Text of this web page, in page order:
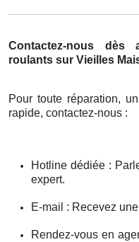
Contactez-nous dès
roulants sur Vieilles
Pour toute réparation,
rapide, contactez-nous :
Hotline dédiée :
expert.
E-mail : Recevez
Rendez-vous en